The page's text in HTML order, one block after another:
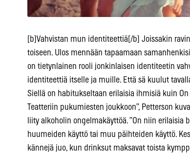
[b]Vahvistan mun identiteettiä[/b] Joissakin
toiseen. Ulos mennään tapaamaan
on tietynlainen rooli jonkinlaisen identiteetin
identiteettiä itselle ja muille. Että sä kuulut
Siellä on habitukseltaan erilaisia ihmisiä kuin
Teatteriin pukumiesten joukkoon”, Petterson
liity alkoholin ongelmakäyttöä. ”On niin
huumeiden käyttö tai muu päihteiden käyttö.
kännejä juo, kun drinksut maksavat toista